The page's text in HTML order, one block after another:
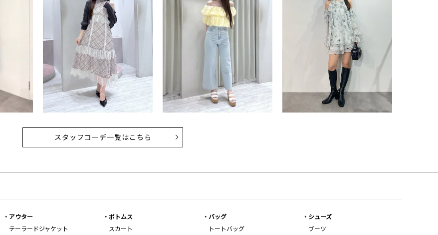
スタッフコーデ一覧はこちら
アウター
テーラードジャケット
ボトムス
スカート
バッグ
トートバッグ
シューズ
ブーツ